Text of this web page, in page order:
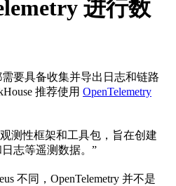
进行数
要具备收集并导出日志和链路
推荐使用 OpenTelemetry
观测性框架和工具包，旨在创建
志等遥测数据。”
不同，OpenTelemetry 并不是